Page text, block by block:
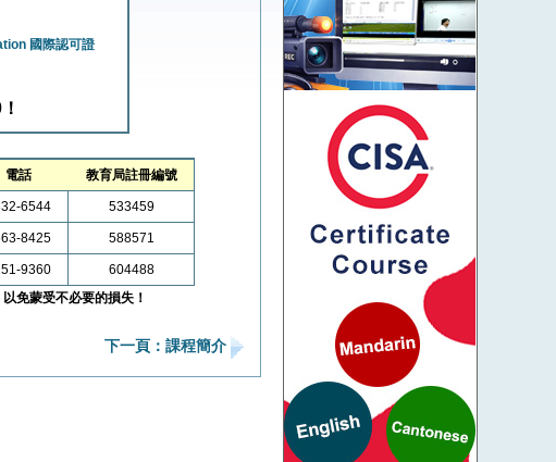
國際認可證
電話 教育局註冊編號
6544 533459
8425 588571
9360
604488
免蒙受不必要的損失！
下一頁：課程簡介